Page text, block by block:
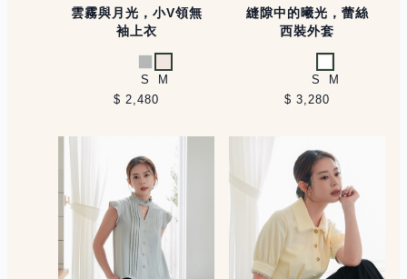
雲霧與月光，小V領無
袖上衣
淺灰米白
S
M
$ 2,480
縫隙中的曦光，蕾絲
西裝外套
白
S
M
$ 3,280